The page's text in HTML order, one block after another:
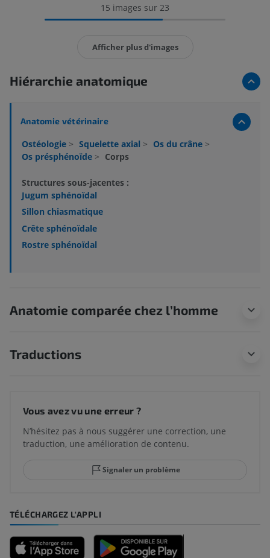
15 images sur 23
Afficher plus d'images
Hiérarchie anatomique
Anatomie vétérinaire
Ostéologie > Squelette axial > Os du crâne >
Os présphénoïde > Corps
Structures sous-jacentes :
Jugum sphénoïdal
Sillon chiasmatique
Crête sphénoïdale
Rostre sphénoïdal
Anatomie comparée chez l’homme
Traductions
Vous avez vu une erreur ?
N’hésitez pas à nous suggérer une correction, une
traduction, une amélioration de contenu.
Signaler un problème
TÉLÉCHARGEZ L'APPLI